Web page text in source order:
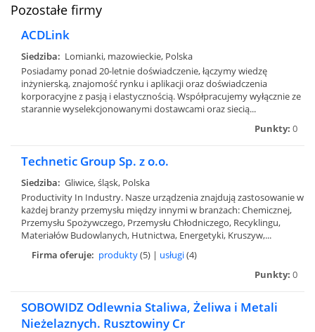
Pozostałe firmy
ACDLink
Siedziba: Lomianki, mazowieckie, Polska
Posiadamy ponad 20-letnie doświadczenie, łączymy wiedzę
inżynierską, znajomość rynku i aplikacji oraz doświadczenia
korporacyjne z pasją i elastycznością. Współpracujemy wyłącznie ze
starannie wyselekcjonowanymi dostawcami oraz siecią...
Punkty: 0
Technetic Group Sp. z o.o.
Siedziba: Gliwice, śląsk, Polska
Productivity In Industry. Nasze urządzenia znajdują zastosowanie w
każdej branży przemysłu między innymi w branżach: Chemicznej,
Przemysłu Spożywczego, Przemysłu Chłodniczego, Recyklingu,
Materiałów Budowlanych, Hutnictwa, Energetyki, Kruszyw,...
Firma oferuje: produkty(5) | usługi(4)
Punkty: 0
SOBOWIDZ Odlewnia Staliwa, Żeliwa i Metali
Nieżelaznych. Rusztowiny Cr